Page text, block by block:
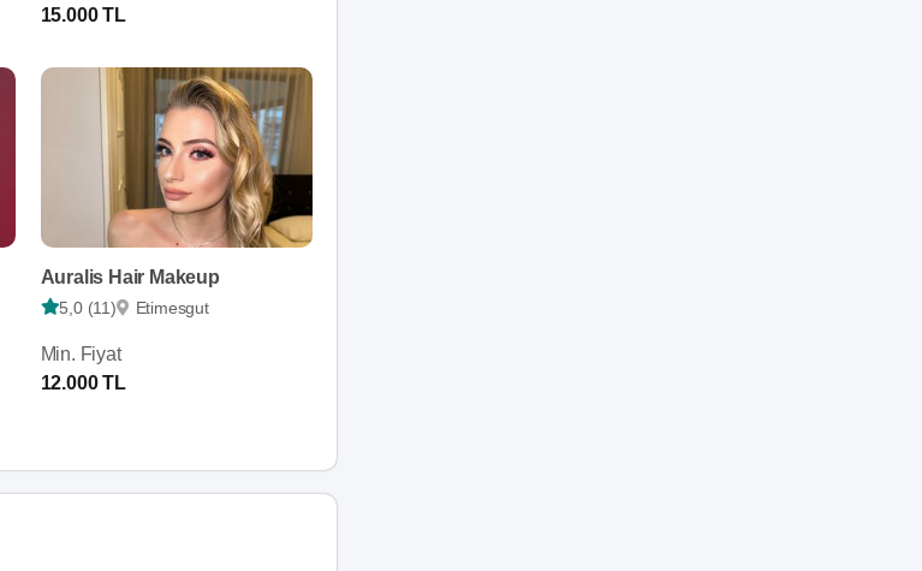
15.000 TL
Auralis Hair Makeup
5,0 (11) Etimesgut
Min. Fiyat
12.000 TL